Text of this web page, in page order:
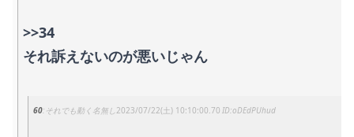
>>34
それ訴えないのが悪いじゃん
60 それでも動く名無し 2023/07/22(土) 10:10:00.70 oDEdPUhud